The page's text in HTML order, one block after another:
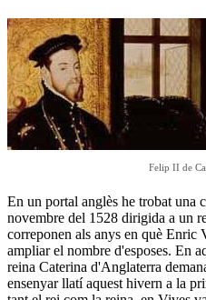
Felip II de
En un portal anglès he trobat una
novembre del 1528 dirigida a un
correponen als anys en què Enric
ampliar el nombre d'esposes. En
reina Caterina d'Anglaterra
ensenyar llatí aquest hivern a la